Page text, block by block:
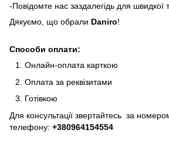
-Повідомте нас заздалегідь для швидкої
Дякуємо, що обрали Daniro!
Способи оплати:
Онлайн-оплата карткою
Оплата за реквізитами
Готівкою
Для консультації звертайтесь за
телефону: +380964154554